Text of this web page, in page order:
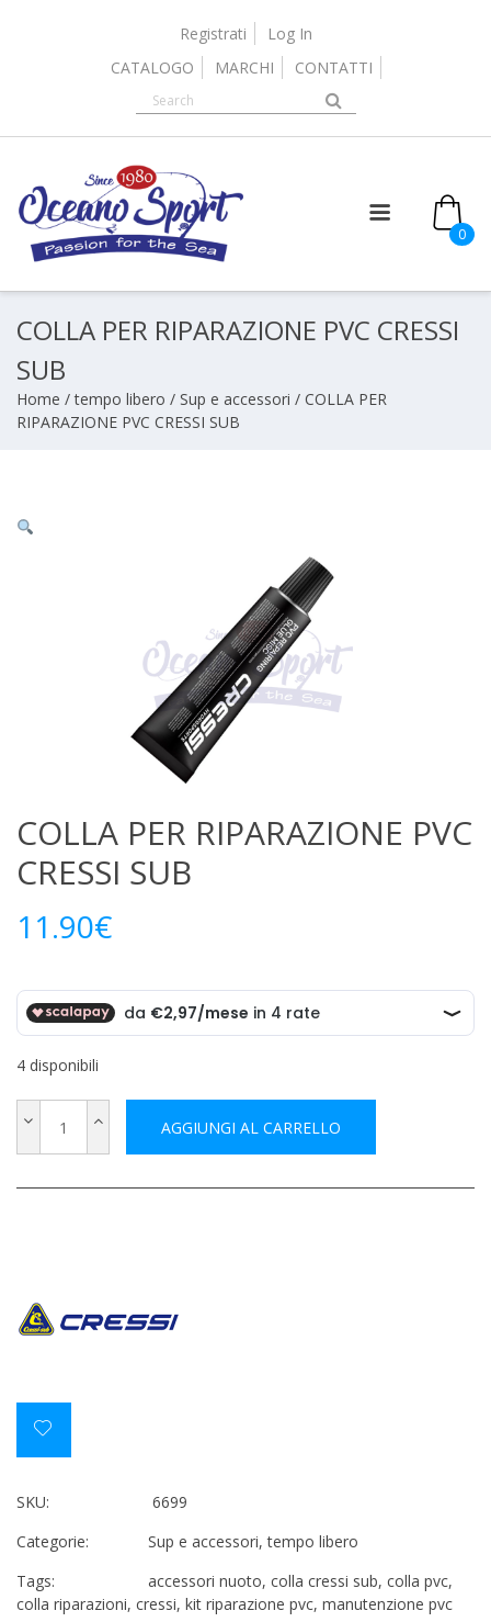
Registrati
Log In
CATALOGO
MARCHI CONTATTI
0
COLLA PER RIPARAZIONE PVC CRESSI
SUB
Home /tempo libero / Sup e accessori / COLLA PER
RIPARAZIONE PVC CRESSI SUB
COLLA PER RIPARAZIONE PVC
CRESSI SUB
11.90€
4 disponibili
AGGIUNGI AL CARRELLO
SKU:
6699
Categorie:
Sup e accessori,tempo libero
Tags:
accessori nuoto, colla cressi sub, colla pvc,
colla riparazioni, cressi, kit riparazione pvc, manutenzione pvc